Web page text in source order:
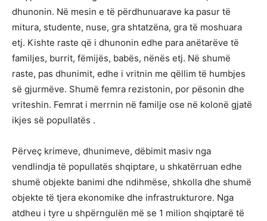
dhunonin. Në mesin e të përdhunuarave ka pasur të
mitura, studente, nuse, gra shtatzëna, gra të moshuara
etj. Kishte raste që i dhunonin edhe para anëtarëve të
familjes, burrit, fëmijës, babës, nënës etj. Në shumë
raste, pas dhunimit, edhe i vritnin me qëllim të humbjes
së gjurmëve. Shumë femra rezistonin, por pësonin dhe
vriteshin. Femrat i merrnin në familje ose në kolonë gjatë
ikjes së popullatës .
Përveç krimeve, dhunimeve, dëbimit masiv nga
vendlindja të popullatës shqiptare, u shkatërruan edhe
shumë objekte banimi dhe ndihmëse, shkolla dhe shumë
objekte të tjera ekonomike dhe infrastrukturore. Nga
atdheu i tyre u shpërngulën më se 1 milion shqiptarë të